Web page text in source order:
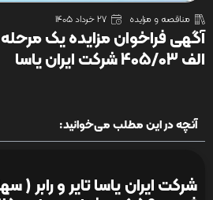
مناقصه و مزایده 27 خرداد 1405
آگهی فراخوان مزایده یک
الف 405/03 شرکت ایران یاسا
آنچه در این مطلب می‌خوانید:
شرکت ایران یاسا تایر و رابر (